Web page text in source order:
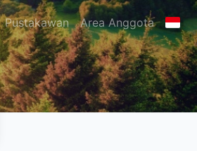
Pustakawan Area Anggota